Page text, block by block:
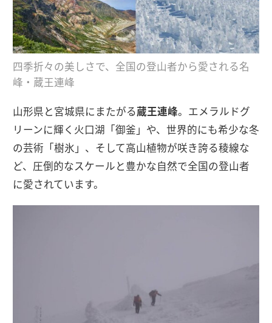
四季折々の美しさで、全国の登山者から愛される名
峰・蔵王連峰
山形県と宮城県にまたがる蔵王連峰。エメラルドグ
リーンに輝く火口湖「御釜」や、世界的にも希少な冬
の芸術「樹氷」、そして高山植物が咲き誇る稜線な
ど、圧倒的なスケールと豊かな自然で全国の登山者
に愛されています。